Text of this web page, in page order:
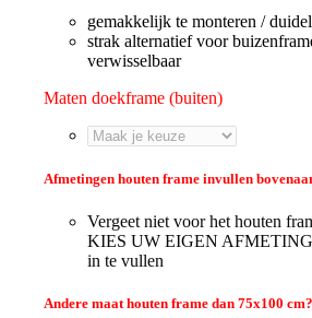
gemakkelijk te monteren /
strak alternatief voor
verwisselbaar
Maten doekframe (buiten)
Afmetingen houten frame invullen
Vergeet niet voor het houten
KIES UW EIGEN
in te vullen
Andere maat houten frame dan 75x100 cm?